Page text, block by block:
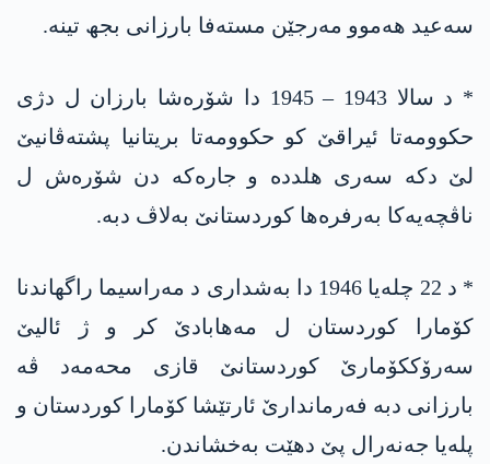
سەعید ھەموو مەرجێن مستەفا بارزانی بجھ تینە.
* د سالا 1943 – 1945 دا شۆرەشا بارزان ل دژی
حکوومەتا ئیراقێ کو حکوومەتا بریتانیا پشتەڤانیێ
لێ دکە سەری ھلددە و جارەکە دن شۆرەش ل
ناڤچەیەکا بەرفرەھا کوردستانێ بەلاڤ دبە.
* د 22 چلەیا 1946 دا بەشداری د مەراسیما راگھاندنا
کۆمارا کوردستان ل مەھابادێ کر و ژ ئالیێ
سەرۆککۆمارێ کوردستانێ قازی محەمەد ڤە
بارزانی دبە فەرماندارێ ئارتێشا کۆمارا کوردستان و
پلەیا جەنەرال پێ دهێت بەخشاندن.